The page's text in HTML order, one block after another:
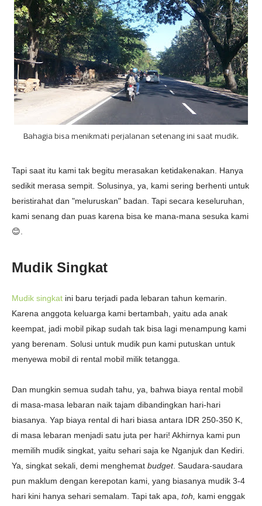
Bahagia bisa menikmati perjalanan setenang ini saat mudik.
Tapi saat itu kami tak begitu merasakan ketidakenakan. Hanya
sedikit merasa sempit. Solusinya, ya, kami sering berhenti untuk
beristirahat dan "meluruskan" badan. Tapi secara keseluruhan,
kami senang dan puas karena bisa ke mana-mana sesuka kami
😊.
Mudik Singkat
Mudik singkat ini baru terjadi pada lebaran tahun kemarin.
Karena anggota keluarga kami bertambah, yaitu ada anak
keempat, jadi mobil pikap sudah tak bisa lagi menampung kami
yang berenam. Solusi untuk mudik pun kami putuskan untuk
menyewa mobil di rental mobil milik tetangga.
Dan mungkin semua sudah tahu, ya, bahwa biaya rental mobil
di masa-masa lebaran naik tajam dibandingkan hari-hari
biasanya. Yap biaya rental di hari biasa antara IDR 250-350 K,
di masa lebaran menjadi satu juta per hari! Akhirnya kami pun
memilih mudik singkat, yaitu sehari saja ke Nganjuk dan Kediri.
Ya, singkat sekali, demi menghemat budget. Saudara-saudara
pun maklum dengan kerepotan kami, yang biasanya mudik 3-4
hari kini hanya sehari semalam. Tapi tak apa, toh,
kami enggak